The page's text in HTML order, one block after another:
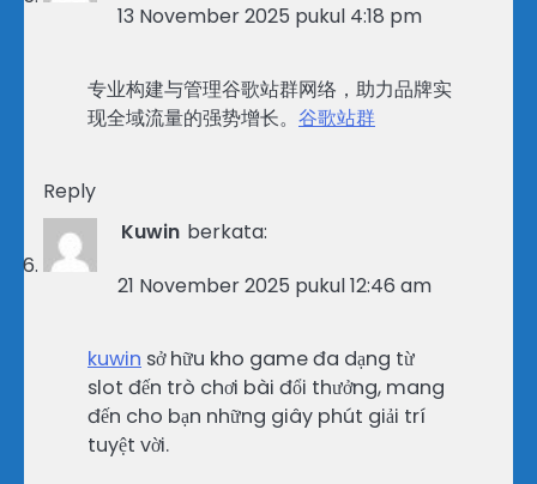
13 November 2025 pukul 4:18 pm
专业构建与管理谷歌站群网络，助力品牌实
现全域流量的强势增长。 谷歌站群
Reply
Kuwin berkata:
21 November 2025 pukul 12:46 am
kuwin sở hữu kho game đa dạng từ
slot đến trò chơi bài đổi thưởng, mang
đến cho bạn những giây phút giải trí
tuyệt vời.